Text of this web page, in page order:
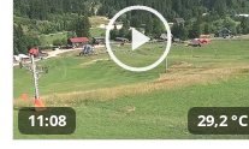
11:08 29,2 °C